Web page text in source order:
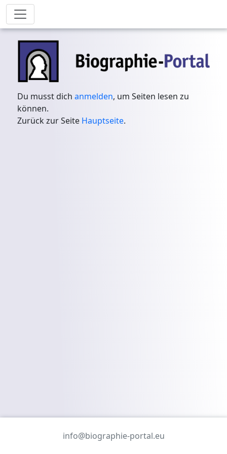
Du musst dichanmelden, um Seiten lesen zu
können.
Zurück zur Seite Hauptseite.
info@biographie-portal.eu